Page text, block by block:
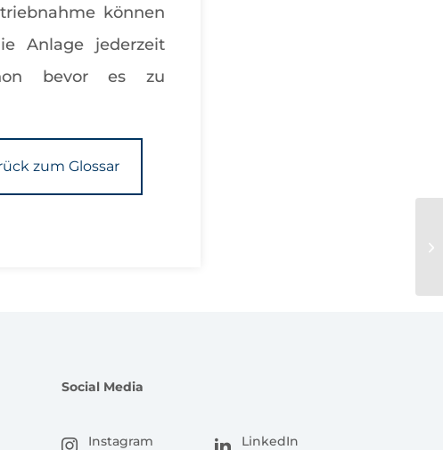
können
Anlage jederzeit
bevor es zu
zum Glossar
Social Media
Instagram LinkedIn